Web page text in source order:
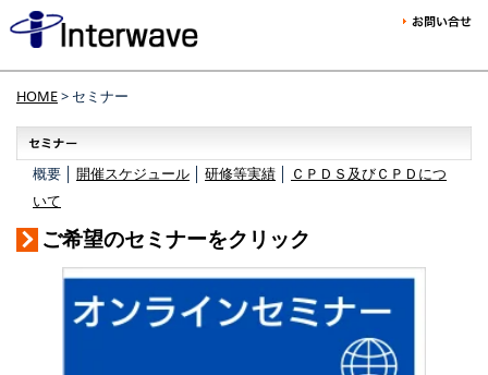
HOME> セミナー
概要 │ 開催スケジュール 研修等実績
ＣＰＤＳ及びＣＰＤにつ
いて
ご希望のセミナーをクリック